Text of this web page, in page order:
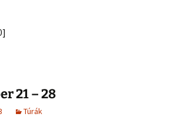
21 – 28
Túrák